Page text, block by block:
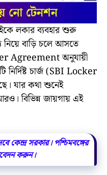
লকার ব্যবহার শুরু
বাড়ি চলে আসতে
Agreement অনুযায়ী
চার্জ (SBI Locker
যার কথা শুনেই
বিভিন্ন জায়গায় এই
কেন্দ্র সরকার। পশ্চিমবঙ্গের
করুন।